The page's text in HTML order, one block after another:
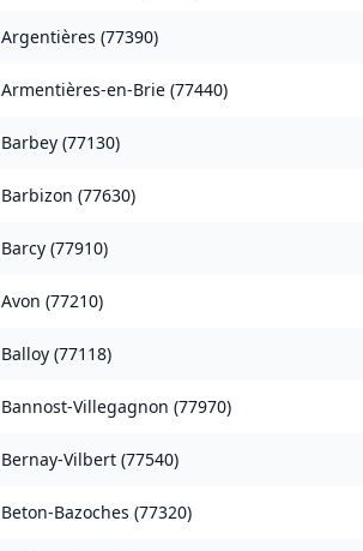
Argentières (77390)
Armentières-en-Brie (77440)
Barbey (77130)
Barbizon (77630)
Barcy (77910)
Avon (77210)
Balloy (77118)
Bannost-Villegagnon (77970)
Bernay-Vilbert (77540)
Beton-Bazoches (77320)